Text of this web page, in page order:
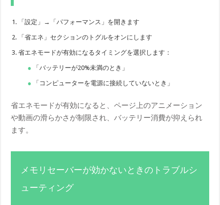
「設定」→「パフォーマンス」を開きます
「省エネ」セクションのトグルをオンにします
省エネモードが有効になるタイミングを選択します：
「バッテリーが20%未満のとき」
「コンピューターを電源に接続していないとき」
省エネモードが有効になると、ページ上のアニメーション
や動画の滑らかさが制限され、バッテリー消費が抑えられ
ます。
メモリセーバーが効かないときのトラブルシ
ューティング